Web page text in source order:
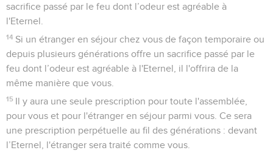
sacrifice passé par le feu dont l’odeur est agréable à
l'Eternel.
14 Si un étranger en séjour chez vous de façon temporaire ou
depuis plusieurs générations offre un sacrifice passé par le
feu dont l’odeur est agréable à l'Eternel, il l'offrira de la
même manière que vous.
15 Il y aura une seule prescription pour toute l'assemblée,
pour vous et pour l'étranger en séjour parmi vous. Ce sera
une prescription perpétuelle au fil des générations : devant
l’Eternel, l'étranger sera traité comme vous.